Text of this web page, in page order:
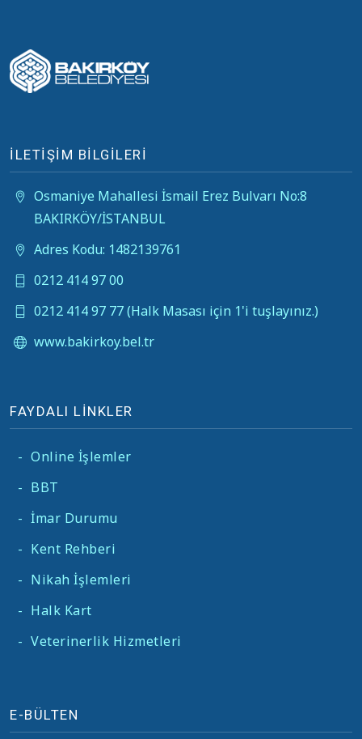
İLETİŞİM BİLGİLERİ
Osmaniye Mahallesi İsmail Erez Bulvarı No:8
BAKIRKÖY/İSTANBUL
Adres Kodu: 1482139761
0212 414 97 00
0212 414 97 77 (Halk Masası için 1'i tuşlayınız.)
www.bakirkoy.bel.tr
FAYDALI LİNKLER
- Online İşlemler
- BBT
- İmar Durumu
- Kent Rehberi
- Nikah İşlemleri
- Halk Kart
- Veterinerlik Hizmetleri
E-BÜLTEN